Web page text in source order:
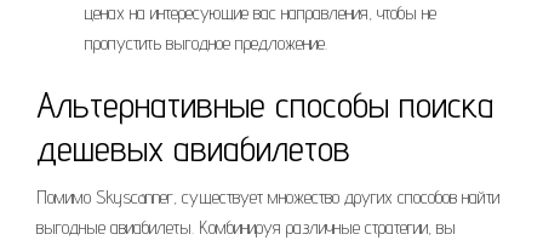
ценах на интересующие вас направления, чтобы не
пропустить выгодное предложение.
Альтернативные способы поиска
дешевых авиабилетов
Помимо Skyscanner, существует множество других способов найти
выгодные авиабилеты. Комбинируя различные стратегии, вы